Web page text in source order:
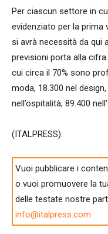
Per ciascun settore in
evidenziato per la
si avrà necessità da qui
previsioni porta alla
cui circa il 70% sono
moda, 18.300 nel
nell’ospitalità, 89.400
(ITALPRESS).
Vuoi pubblicare i
o vuoi promuovere la
delle testate nostre
info@italpress.com